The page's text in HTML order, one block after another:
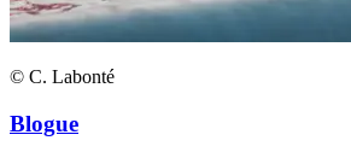
© C. Labonté
Blogue